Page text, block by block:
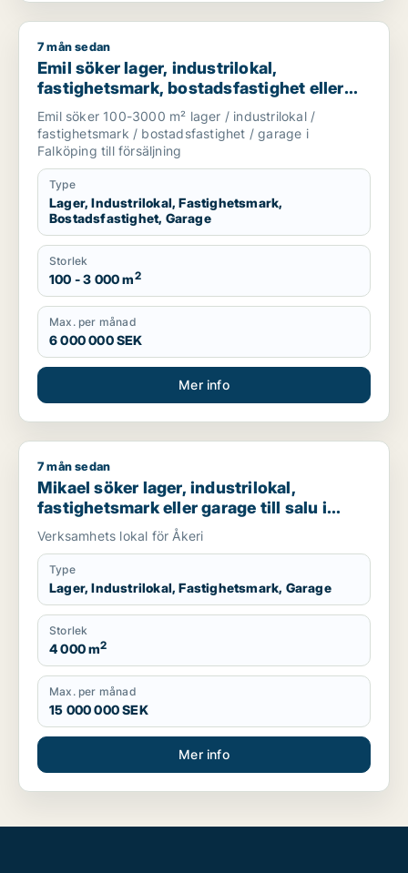
Emil söker lager, industrilokal, fastighetsmark,
7 mån sedan
Emil söker lager, industrilokal,
fastighetsmark, bostadsfastighet eller
garage till salu i Falköping
Emil söker 100-3000 m² lager / industrilokal /
fastighetsmark / bostadsfastighet / garage i
Falköping till försäljning
Type
Lager, Industrilokal, Fastighetsmark,
Bostadsfastighet, Garage
Storlek
100 - 3 000 m2
Max. per månad
6 000 000 SEK
Mer info
Mikael söker lager, industrilokal, fastighetsmark eller
7 mån sedan
Mikael söker lager, industrilokal,
fastighetsmark eller garage till salu i
Falköping
Verksamhets lokal för Åkeri
Type
Lager, Industrilokal, Fastighetsmark, Garage
Storlek
4 000 m2
Max. per månad
15 000 000 SEK
Mer info